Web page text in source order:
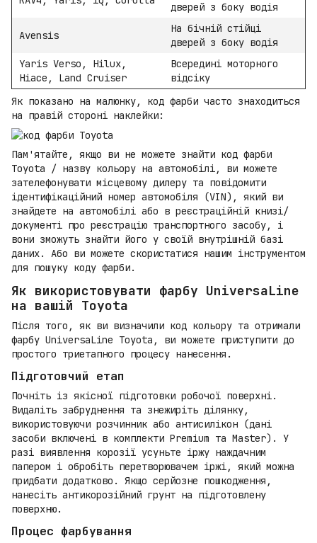
дверей з боку водія
Avensis
На бічній стійці
дверей з боку водія
Yaris Verso, Hilux,
Hiace, Land Cruiser
Всередині моторного
відсіку
Як показано на малюнку, код фарби часто знаходиться
на правій стороні наклейки:
Пам'ятайте, якщо ви не можете знайти код фарби
Toyota / назву кольору на автомобілі, ви можете
зателефонувати місцевому дилеру та повідомити
ідентифікаційний номер автомобіля (VIN), який ви
знайдете на автомобілі або в реєстраційній книзі/
документі про реєстрацію транспортного засобу, і
вони зможуть знайти його у своїй внутрішній базі
даних. Або ви можете скористатися нашим інструментом
для пошуку коду фарби.
Як використовувати фарбу UniversaLine
на вашій Toyota
Після того, як ви визначили код кольору та отримали
фарбу UniversaLine Toyota, ви можете приступити до
простого триетапного процесу нанесення.
Підготовчий етап
Почніть із якісної підготовки робочої поверхні.
Видаліть забруднення та знежиріть ділянку,
використовуючи розчинник або антисилікон (дані
засоби включені в комплекти Premium та Master). У
разі виявлення корозії усуньте іржу наждачним
папером і обробіть перетворювачем іржі, який можна
придбати додатково. Якщо серйозне пошкодження,
нанесіть антикорозійний грунт на підготовлену
поверхню.
Процес фарбування